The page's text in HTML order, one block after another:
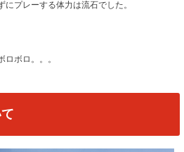
プレーする体力は流石でした。
ロボロ。。。